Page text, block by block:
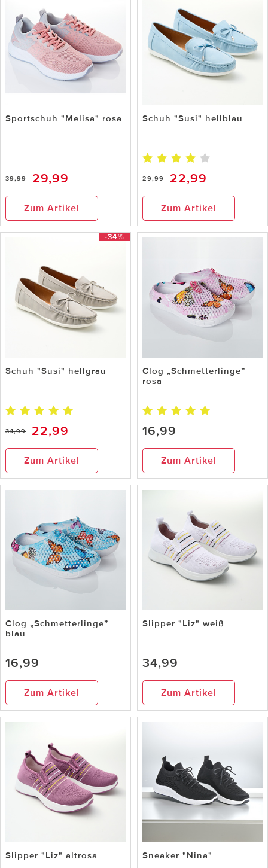
Sportschuh "Melisa" rosa
39,99 29,99
Zum Artikel
Schuh "Susi" hellblau
29,99 22,99
Zum Artikel
-34%
Schuh "Susi" hellgrau
34,99 22,99
Zum Artikel
Clog „Schmetterlinge”
rosa
16,99
Zum Artikel
Clog „Schmetterlinge”
blau
16,99
Zum Artikel
Slipper "Liz" weiß
34,99
Zum Artikel
Slipper "Liz" altrosa Sneaker "Nina"